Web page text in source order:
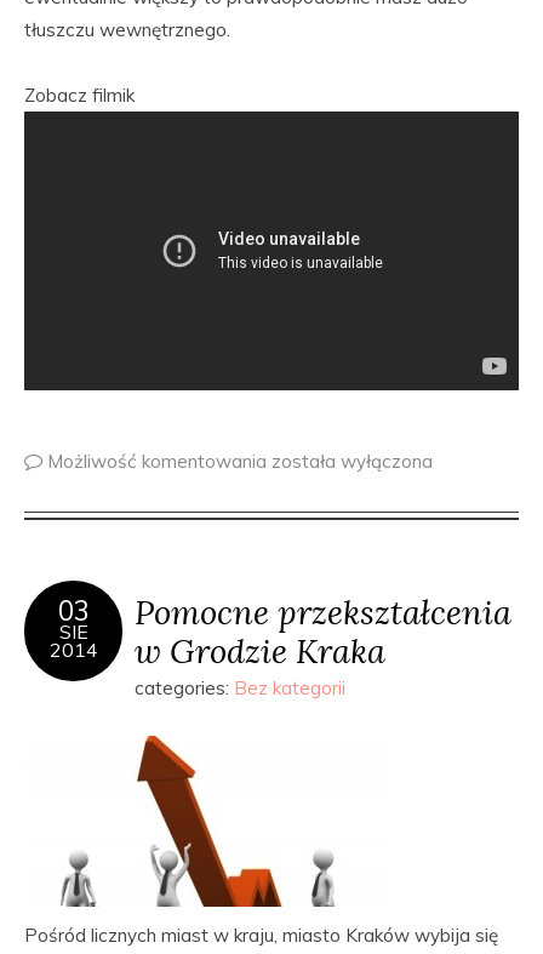
tłuszczu wewnętrznego.
Zobacz filmik
Możliwość komentowania została wyłączona
03
SIE
2014
Pomocne przekształcenia
w Grodzie Kraka
categories: Bez kategorii
Pośród licznych miast w kraju, miasto Kraków wybija się